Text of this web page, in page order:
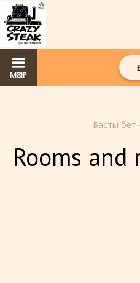
МӘЗІР
Басты бет
Rooms and